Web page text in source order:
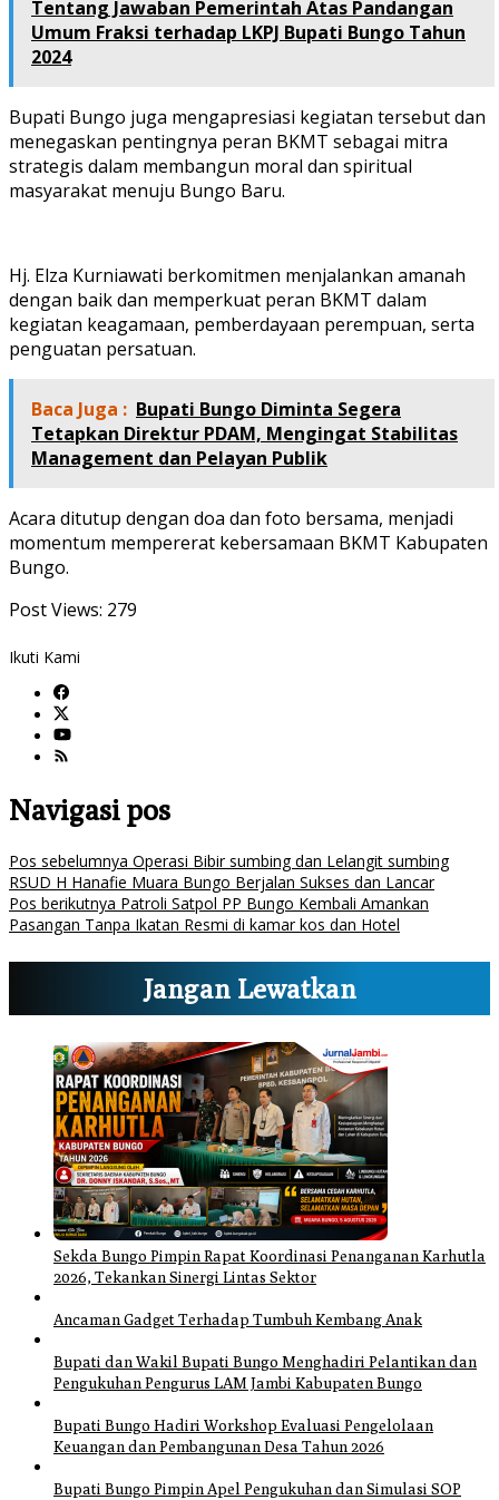
Tentang Jawaban Pemerintah Atas Pandangan
Umum Fraksi terhadap LKPJ Bupati Bungo Tahun
2024
Bupati Bungo juga mengapresiasi kegiatan tersebut dan
menegaskan pentingnya peran BKMT sebagai mitra
strategis dalam membangun moral dan spiritual
masyarakat menuju Bungo Baru.
Hj. Elza Kurniawati berkomitmen menjalankan amanah
dengan baik dan memperkuat peran BKMT dalam
kegiatan keagamaan, pemberdayaan perempuan, serta
penguatan persatuan.
Baca Juga : Bupati Bungo Diminta Segera
Tetapkan Direktur PDAM, Mengingat Stabilitas
Management dan Pelayan Publik
Acara ditutup dengan doa dan foto bersama, menjadi
momentum mempererat kebersamaan BKMT Kabupaten
Bungo.
Post Views: 279
Ikuti Kami
Navigasi pos
Pos sebelumnya Operasi Bibir sumbing dan Lelangit sumbing
RSUD H Hanafie Muara Bungo Berjalan Sukses dan Lancar
Pos berikutnya Patroli Satpol PP Bungo Kembali Amankan
Pasangan Tanpa Ikatan Resmi di kamar kos dan Hotel
Jangan Lewatkan
Sekda Bungo Pimpin Rapat Koordinasi Penanganan Karhutla
2026, Tekankan Sinergi Lintas Sektor
Ancaman Gadget Terhadap Tumbuh Kembang Anak
Bupati dan Wakil Bupati Bungo Menghadiri Pelantikan dan
Pengukuhan Pengurus LAM Jambi Kabupaten Bungo
Bupati Bungo Hadiri Workshop Evaluasi Pengelolaan
Keuangan dan Pembangunan Desa Tahun 2026
Bupati Bungo Pimpin Apel Pengukuhan dan Simulasi SOP